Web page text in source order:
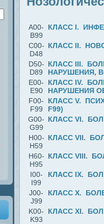
A00-
B99
КЛАСС I.
C00-
D48
КЛАСС II.
D50-
D89
КЛАСС III.
НАРУШЕНИЯ,
E00-
E90
КЛАСС IV.
НАРУШЕНИЯ
F00-
F99
КЛАСС V.
F99)
G00-
G99
КЛАСС VI.
H00-
H59
КЛАСС VII.
H60-
H95
КЛАСС VIII.
I00-
I99
КЛАСС IX.
J00-
J99
КЛАСС X.
K00-
K93
КЛАСС XI.